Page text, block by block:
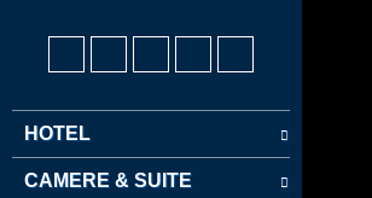
HOTEL
CAMERE & SUITE